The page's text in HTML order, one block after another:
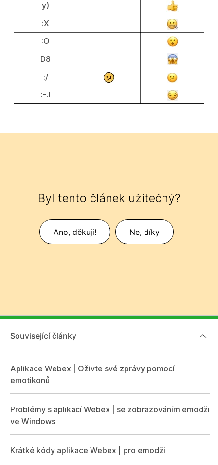
y)
:X
:O
D8
:/
:-J
Byl tento článek užitečný?
Ano, děkuji! Ne, díky
Související články
Aplikace Webex | Oživte své zprávy pomocí
emotikonů
Problémy s aplikací Webex | se zobrazováním emodži
ve Windows
Krátké kódy aplikace Webex | pro emodži